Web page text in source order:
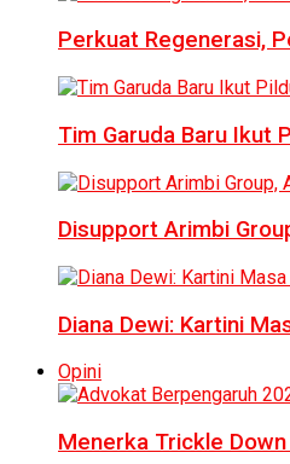
Perkuat Regenerasi,
Tim Garuda Baru Ikut
Disupport Arimbi
Diana Dewi: Kartini
Opini
Menerka Trickle